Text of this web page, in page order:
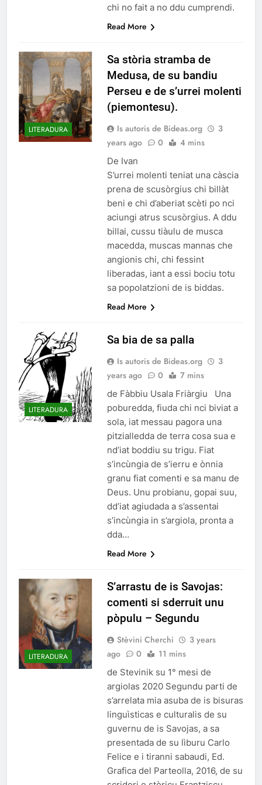
chi no fait a no ddu cumprendi.
Read More
LITERADURA
Sa stòria stramba de
Medusa, de su bandiu
Perseu e de s’urrei molenti
(piemontesu).
Is autoris de Bideas.org
3
years ago
0 4 mins
De Ivan
S’urrei molenti teniat una càscia
prena de scusòrgius chi billàt
beni e chi d’aberiat scèti po nci
aciungi atrus scusòrgius. A ddu
billai, cussu tiàulu de musca
macedda, muscas mannas che
angionis chi, chi fessint
liberadas, iant a essi bociu totu
sa popolatzioni de is biddas.
Read More
LITERADURA
Sa bia de sa palla
Is autoris de Bideas.org
3
years ago
0 7 mins
de Fàbbiu Usala Friàrgiu Una
poburedda, fiuda chi nci biviat a
sola, iat messau pagora una
pitzialledda de terra cosa sua e
nd’iat boddiu su trigu. Fiat
s’incùngia de s’ierru e ònnia
granu fiat comenti e sa manu de
Deus. Unu probianu, gopai suu,
dd’iat agiudada a s’assentai
s’incùngia in s’argiola, pronta a
dda…
Read More
LITERADURA
S’arrastu de is Savojas:
comenti si sderruit unu
pòpulu – Segundu
Stèvini Cherchi
3 years
ago
0 11 mins
de Stevinik su 1° mesi de
argiolas 2020 Segundu parti de
s’arrelata mia asuba de is bisuras
linguìsticas e culturalis de su
guvernu de is Savojas, a sa
presentada de su lìburu Carlo
Felice e i tiranni sabaudi, Ed.
Grafica del Parteolla, 2016, de su